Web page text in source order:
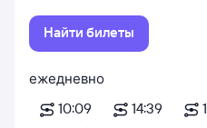
Найти билеты
ежедневно
10:09
14:39